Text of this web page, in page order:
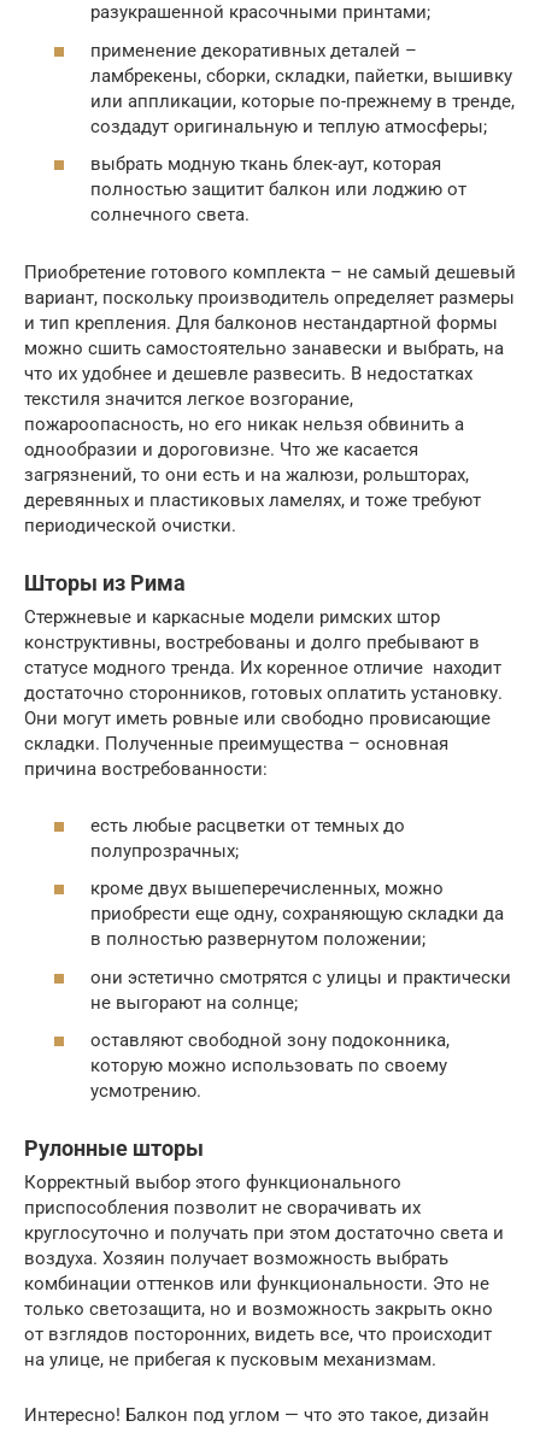
разукрашенной красочными принтами;
применение декоративных деталей –
ламбрекены, сборки, складки, пайетки, вышивку
или аппликации, которые по-прежнему в тренде,
создадут оригинальную и теплую атмосферы;
выбрать модную ткань блек-аут, которая
полностью защитит балкон или лоджию от
солнечного света.
Приобретение готового комплекта – не самый дешевый
вариант, поскольку производитель определяет размеры
и тип крепления. Для балконов нестандартной формы
можно сшить самостоятельно занавески и выбрать, на
что их удобнее и дешевле развесить. В недостатках
текстиля значится легкое возгорание,
пожароопасность, но его никак нельзя обвинить а
однообразии и дороговизне. Что же касается
загрязнений, то они есть и на жалюзи, рольшторах,
деревянных и пластиковых ламелях, и тоже требуют
периодической очистки.
Шторы из Рима
Стержневые и каркасные модели римских штор
конструктивны, востребованы и долго пребывают в
статусе модного тренда. Их коренное отличие находит
достаточно сторонников, готовых оплатить установку.
Они могут иметь ровные или свободно провисающие
складки. Полученные преимущества – основная
причина востребованности:
есть любые расцветки от темных до
полупрозрачных;
кроме двух вышеперечисленных, можно
приобрести еще одну, сохраняющую складки да
в полностью развернутом положении;
они эстетично смотрятся с улицы и практически
не выгорают на солнце;
оставляют свободной зону подоконника,
которую можно использовать по своему
усмотрению.
Рулонные шторы
Корректный выбор этого функционального
приспособления позволит не сворачивать их
круглосуточно и получать при этом достаточно света и
воздуха. Хозяин получает возможность выбрать
комбинации оттенков или функциональности. Это не
только светозащита, но и возможность закрыть окно
от взглядов посторонних, видеть все, что происходит
на улице, не прибегая к пусковым механизмам.
Интересно! Балкон под углом — что это такое, дизайн